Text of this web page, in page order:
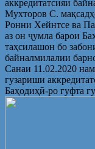
аккредитатсияи
Мухторов С.
Ронни Хейнтсе ва
аз он ҷумла барои
таҳсилашон бо
байналмилалии
Санаи 11.02.2020
гузариши
Баҳодиҳӣ-ро гуфта